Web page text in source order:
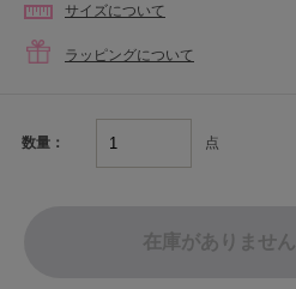
サイズについて
ラッピングについて
数量： 点
在庫がありません